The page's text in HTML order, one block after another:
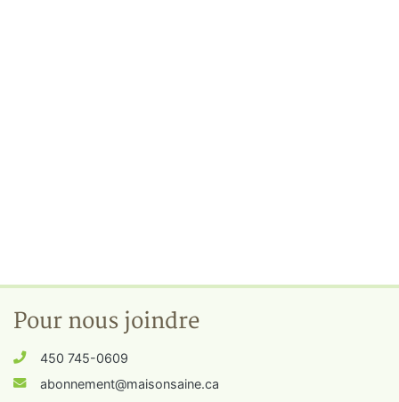
Pour nous joindre
450 745-0609
abonnement@maisonsaine.ca